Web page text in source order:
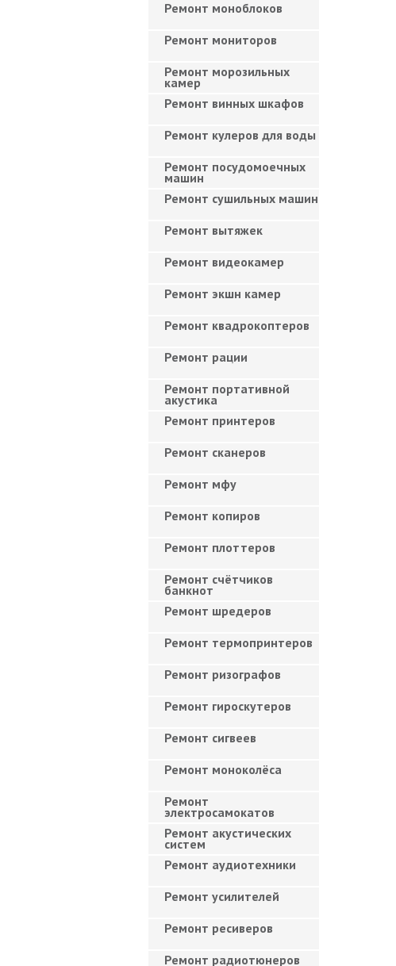
Ремонт моноблоков
Ремонт мониторов
Ремонт морозильных
камер
Ремонт винных шкафов
Ремонт кулеров для воды
Ремонт посудомоечных
машин
Ремонт сушильных машин
Ремонт вытяжек
Ремонт видеокамер
Ремонт экшн камер
Ремонт квадрокоптеров
Ремонт рации
Ремонт портативной
акустика
Ремонт принтеров
Ремонт сканеров
Ремонт мфу
Ремонт копиров
Ремонт плоттеров
Ремонт счётчиков
банкнот
Ремонт шредеров
Ремонт термопринтеров
Ремонт ризографов
Ремонт гироскутеров
Ремонт сигвеев
Ремонт моноколёса
Ремонт
электросамокатов
Ремонт акустических
систем
Ремонт аудиотехники
Ремонт усилителей
Ремонт ресиверов
Ремонт радиотюнеров